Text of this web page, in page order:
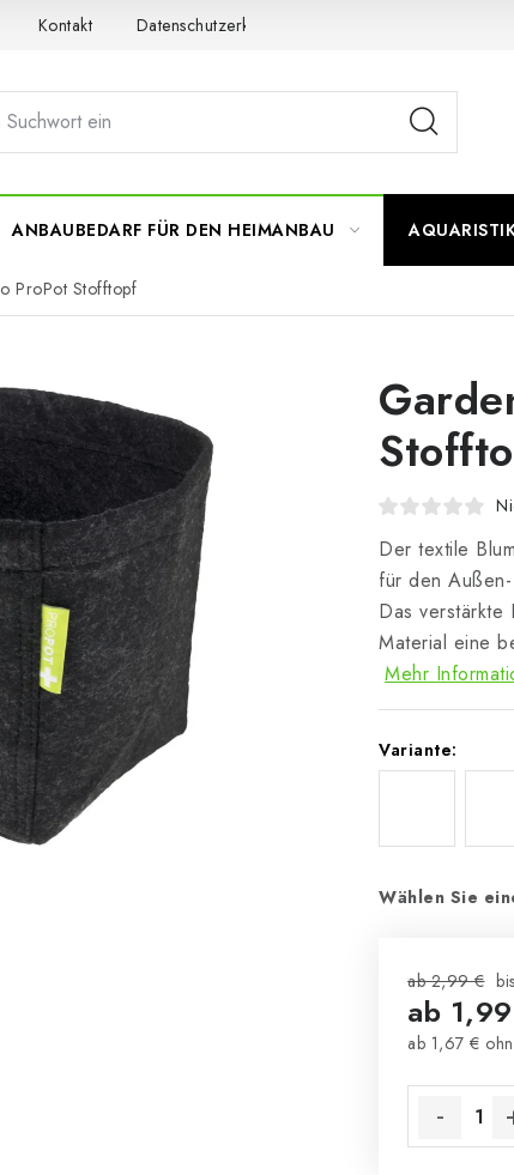
Kontakt Datenschutzerklärung
ANBAUBEDARF FÜR DEN HEIMANBAU
ProPot Stofftopf
Der textile
für den
Das
Material eine
Mehr
Variante:
Wählen Sie
ab 2,99 €
ab
ab 1,67 €